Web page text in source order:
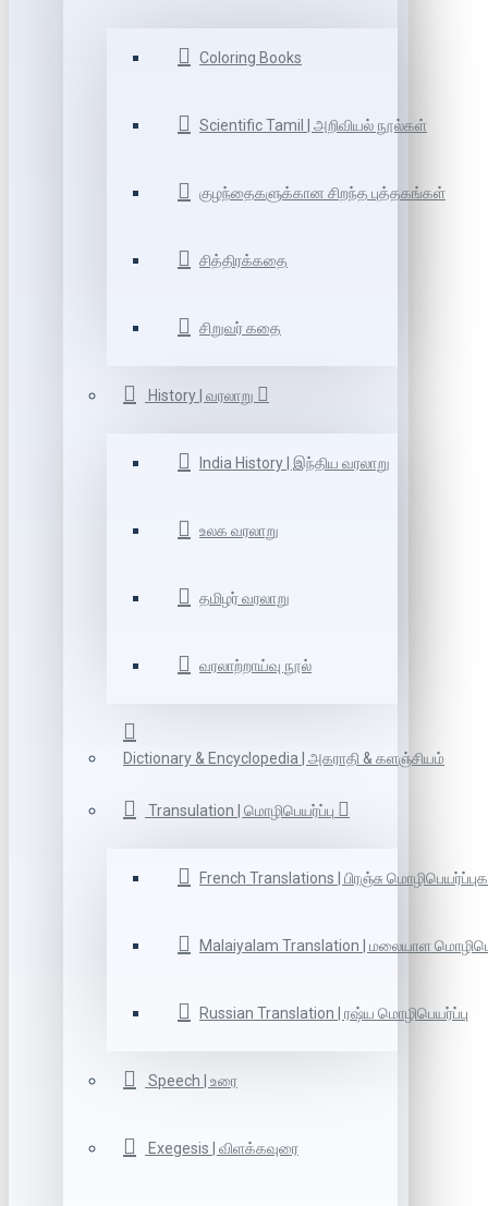
Coloring Books
Scientific Tamil | அறிவியல் நூல்கள்
குழந்தைகளுக்கான சிறந்த புத்தகங்கள்
சித்திரக்கதை
சிறுவர் கதை
History | வரலாறு
India History | இந்திய வரலாறு
உலக வரலாறு
தமிழர் வரலாறு
வரலாற்றாய்வு நூல்
Dictionary & Encyclopedia | அகராதி & களஞ்சியம்
Transulation | மொழிபெயர்ப்பு
French Translations | பிரஞ்சு
Malaiyalam Translation | மலையாள
Russian Translation | ரஷ்ய மொழிபெயர்ப்பு
Speech | உரை
Exegesis | விளக்கவுரை